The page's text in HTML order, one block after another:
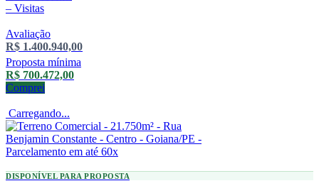
– Visitas
Avaliação
R$ 1.400.940,00
Proposta mínima
R$ 700.472,00
Comprei
Carregando...
DISPONÍVEL PARA PROPOSTA